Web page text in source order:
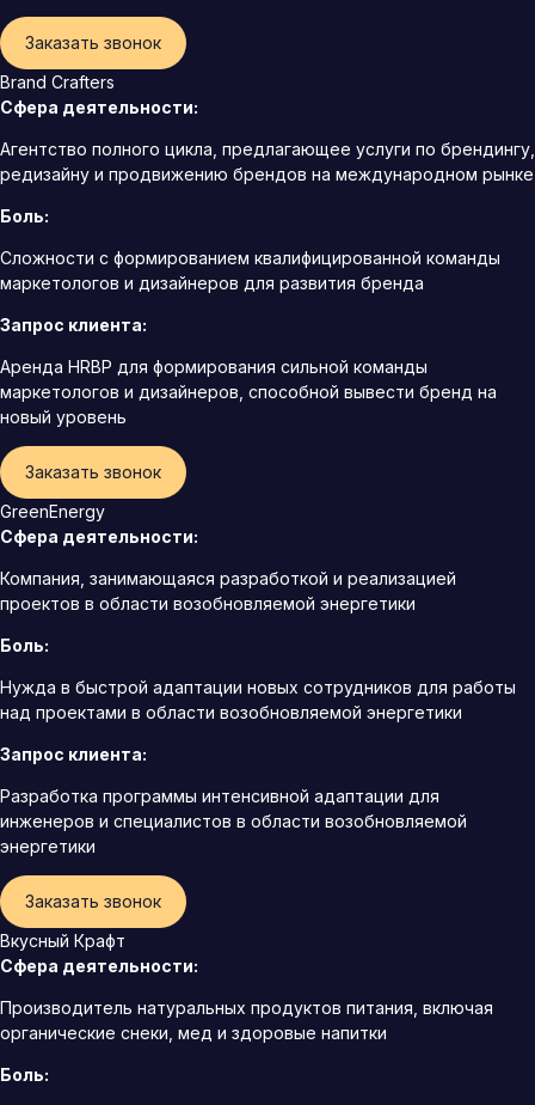
Заказать звонок
Brand Crafters
Сфера деятельности:
Агентство полного цикла, предлагающее услуги по брендингу,
редизайну и продвижению брендов на международном рынке
Боль:
Сложности с формированием квалифицированной команды
маркетологов и дизайнеров для развития бренда
Запрос клиента:
Аренда HRBP для формирования сильной команды
маркетологов и дизайнеров, способной вывести бренд на
новый уровень
Заказать звонок
GreenEnergy
Сфера деятельности:
Компания, занимающаяся разработкой и реализацией
проектов в области возобновляемой энергетики
Боль:
Нужда в быстрой адаптации новых сотрудников для работы
над проектами в области возобновляемой энергетики
Запрос клиента:
Разработка программы интенсивной адаптации для
инженеров и специалистов в области возобновляемой
энергетики
Заказать звонок
Вкусный Крафт
Сфера деятельности:
Производитель натуральных продуктов питания, включая
органические снеки, мед и здоровые напитки
Боль: